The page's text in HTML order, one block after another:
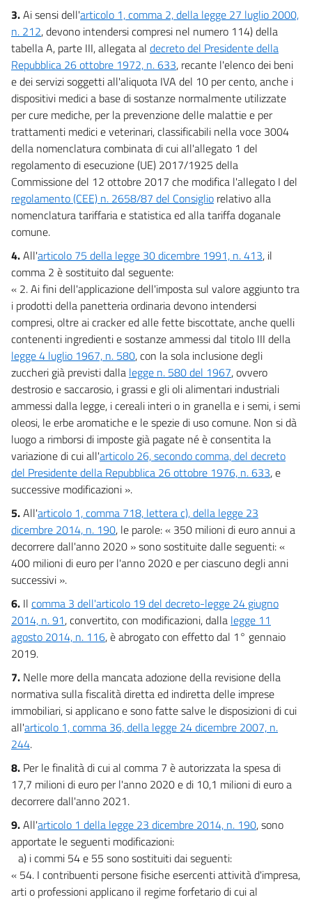
Tabelle
Tabelle
Elenco
Elenco
Tabelle
Tabelle
Quadri generali
Quadri generali
Stati di previsione
3.Ai sensi dell'articolo 1, comma 2, della legge 27 luglio 2000,
n. 212, devono intendersi compresi nel numero 114) della
tabella A, parte III, allegata al decreto del Presidente della
Repubblica 26 ottobre 1972, n. 633, recante l'elenco dei beni
e dei servizi soggetti all'aliquota IVA del 10 per cento, anche i
dispositivi medici a base di sostanze normalmente utilizzate
per cure mediche, per la prevenzione delle malattie e per
trattamenti medici e veterinari, classificabili nella voce 3004
della nomenclatura combinata di cui all'allegato 1 del
regolamento di esecuzione (UE) 2017/1925 della
Commissione del 12 ottobre 2017 che modifica l'allegato I del
regolamento (CEE) n. 2658/87 del Consiglio relativo alla
nomenclatura tariffaria e statistica ed alla tariffa doganale
comune.
4.All'articolo 75 della legge 30 dicembre 1991, n. 413, il
comma 2 è sostituito dal seguente:
« 2. Ai fini dell'applicazione dell'imposta sul valore aggiunto tra
i prodotti della panetteria ordinaria devono intendersi
compresi, oltre ai cracker ed alle fette biscottate, anche quelli
contenenti ingredienti e sostanze ammessi dal titolo III della
legge 4 luglio 1967, n. 580, con la sola inclusione degli
zuccheri già previsti dalla legge n. 580 del 1967, ovvero
destrosio e saccarosio, i grassi e gli oli alimentari industriali
ammessi dalla legge, i cereali interi o in granella e i semi, i semi
oleosi, le erbe aromatiche e le spezie di uso comune. Non si dà
luogo a rimborsi di imposte già pagate né è consentita la
variazione di cui all'articolo 26, secondo comma, del decreto
del Presidente della Repubblica 26 ottobre 1976, n. 633, e
successive modificazioni ».
5.All'articolo 1, comma 718, lettera c), della legge 23
dicembre 2014, n. 190, le parole: « 350 milioni di euro annui a
decorrere dall'anno 2020 » sono sostituite dalle seguenti: «
400 milioni di euro per l'anno 2020 e per ciascuno degli anni
successivi ».
6. Il comma 3 dell'articolo 19 del decreto-legge 24 giugno
2014, n. 91, convertito, con modificazioni, dalla legge 11
agosto 2014, n. 116, è abrogato con effetto dal 1° gennaio
2019.
7. Nelle more della mancata adozione della revisione della
normativa sulla fiscalità diretta ed indiretta delle imprese
immobiliari, si applicano e sono fatte salve le disposizioni di cui
all'articolo 1, comma 36, della legge 24 dicembre 2007, n.
244.
8. Per le finalità di cui al comma 7 è autorizzata la spesa di
17,7 milioni di euro per l'anno 2020 e di 10,1 milioni di euro a
decorrere dall'anno 2021.
9.All'articolo 1 della legge 23 dicembre 2014, n. 190, sono
apportate le seguenti modificazioni:
a) i commi 54 e 55 sono sostituiti dai seguenti:
« 54. I contribuenti persone fisiche esercenti attività d'impresa,
arti o professioni applicano il regime forfetario di cui al